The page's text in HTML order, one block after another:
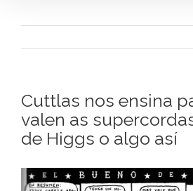
Cuttlas nos ensina
valen as
de Higgs o algo así